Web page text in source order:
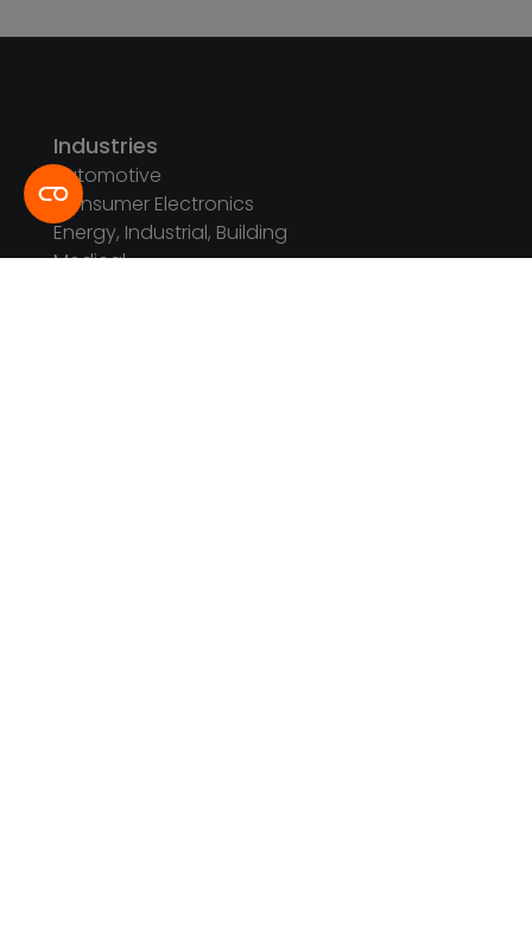
Industries
Automotive
Consumer Electronics
Energy, Industrial, Building
Medical